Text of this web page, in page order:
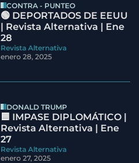
CONTRA - PUNTEO
🟢 DEPORTADOS DE EEUU
| Revista Alternativa | Ene
28
Revista Alternativa
enero 28, 2025
DONALD TRUMP
🟦 IMPASE DIPLOMÁTICO |
Revista Alternativa | Ene
27
Revista Alternativa
enero 27, 2025